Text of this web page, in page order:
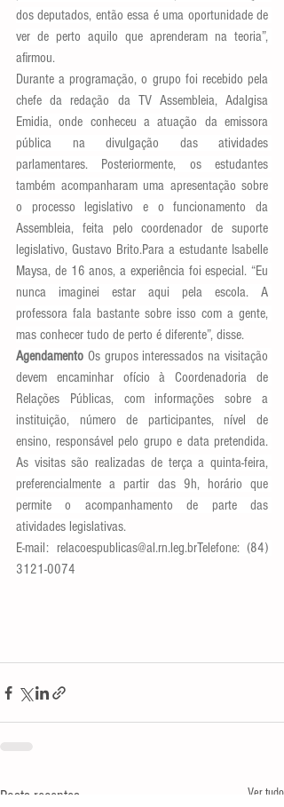
dos deputados, então essa é uma oportunidade de
ver de perto aquilo que aprenderam na teoria”,
afirmou.
Durante a programação, o grupo foi recebido pela
chefe da redação da TV Assembleia, Adalgisa
Emidia, onde conheceu a atuação da emissora
pública na divulgação das atividades
parlamentares. Posteriormente, os estudantes
também acompanharam uma apresentação sobre
o processo legislativo e o funcionamento da
Assembleia, feita pelo coordenador de suporte
legislativo, Gustavo Brito.Para a estudante Isabelle
Maysa, de 16 anos, a experiência foi especial. “Eu
nunca imaginei estar aqui pela escola. A
professora fala bastante sobre isso com a gente,
mas conhecer tudo de perto é diferente”, disse.
Agendamento Os grupos interessados na visitação
devem encaminhar ofício à Coordenadoria de
Relações Públicas, com informações sobre a
instituição, número de participantes, nível de
ensino, responsável pelo grupo e data pretendida.
As visitas são realizadas de terça a quinta-feira,
preferencialmente a partir das 9h, horário que
permite o acompanhamento de parte das
atividades legislativas.
E-mail: relacoespublicas@al.rn.leg.brTelefone: (84)
3121-0074
Posts recentes Ver tudo